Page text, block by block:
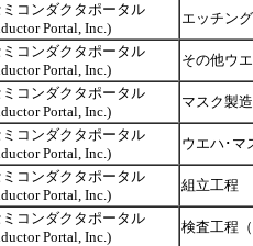
ミコンダクタポータル
Portal, Inc.)
エッチン
ミコンダクタポータル
Portal, Inc.)
その他ウ
ミコンダクタポータル
Portal, Inc.)
マスク製
ミコンダクタポータル
Portal, Inc.)
ウエハ･マ
ミコンダクタポータル
Portal, Inc.)
組立工程
ミコンダクタポータル
Portal, Inc.)
検査工程